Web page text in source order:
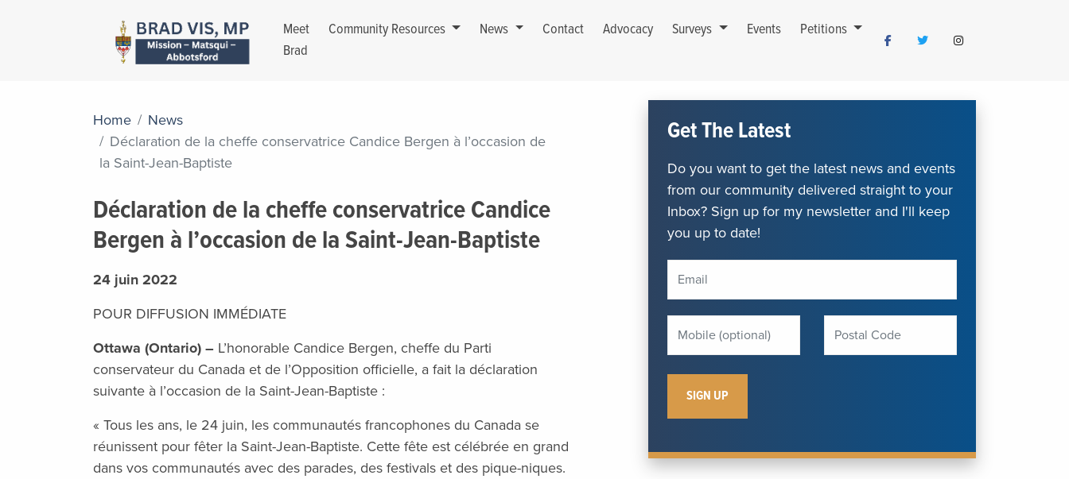
Meet
Brad
Community Resources News Contact Advocacy Surveys Events Petitions
Home
News
Déclaration de la cheffe conservatrice Candice Bergen à l’occasion de
la Saint-Jean-Baptiste
Déclaration de la cheffe conservatrice Candice
Bergen à l’occasion de la Saint-Jean-Baptiste
24 juin 2022
POUR DIFFUSION IMMÉDIATE
Ottawa (Ontario) – L’honorable Candice Bergen, cheffe du Parti
conservateur du Canada et de l’Opposition officielle, a fait la déclaration
suivante à l’occasion de la Saint-Jean-Baptiste :
« Tous les ans, le 24 juin, les communautés francophones du Canada se
réunissent pour fêter la Saint-Jean-Baptiste. Cette fête est célébrée en grand
dans vos communautés avec des parades, des festivals et des pique-niques.
Get The Latest
Do you want to get the latest news and events
from our community delivered straight to your
Inbox? Sign up for my newsletter and I'll keep
you up to date!